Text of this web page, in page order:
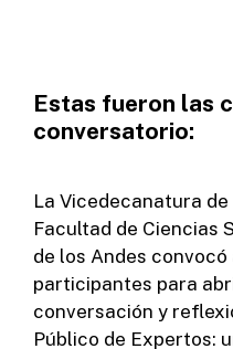
Estas fueron las
conversatorio:
La Vicedecanatura
Facultad de Ciencias
de los Andes
participantes para
conversación y
Público de Expertos: